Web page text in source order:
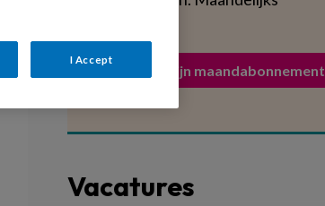
Activeer mijn maandabonnement
Vacatures
I Accept